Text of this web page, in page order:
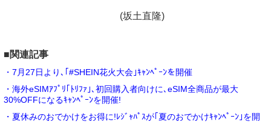
(坂土直隆)
■関連記事
・7月27日より､｢#SHEIN花火大会｣ｷｬﾝﾍﾟｰﾝを開催
・海外eSIMｱﾌﾟﾘ｢ﾄﾘﾌｧ｣､初回購入者向けに､eSIM全商品が最大
30%OFFになるｷｬﾝﾍﾟｰﾝを開催!
・夏休みのおでかけをお得に!ﾚｼﾞｬﾊﾟｽが｢夏のおでかけｷｬﾝﾍﾟｰﾝ｣を開